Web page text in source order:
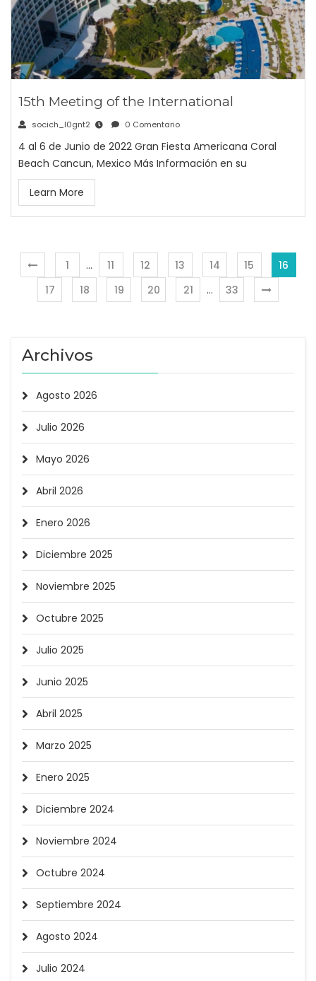
15th Meeting of the International
socich_l0gnt2 0 Comentario
4 al 6 de Junio de 2022 Gran Fiesta Americana Coral
Beach Cancun, Mexico Más Información en su
Learn More
1 … 11 12 13 14 15
16
17
18 19 20 21 … 33
Archivos
Agosto 2026
Julio 2026
Mayo 2026
Abril 2026
Enero 2026
Diciembre 2025
Noviembre 2025
Octubre 2025
Julio 2025
Junio 2025
Abril 2025
Marzo 2025
Enero 2025
Diciembre 2024
Noviembre 2024
Octubre 2024
Septiembre 2024
Agosto 2024
Julio 2024